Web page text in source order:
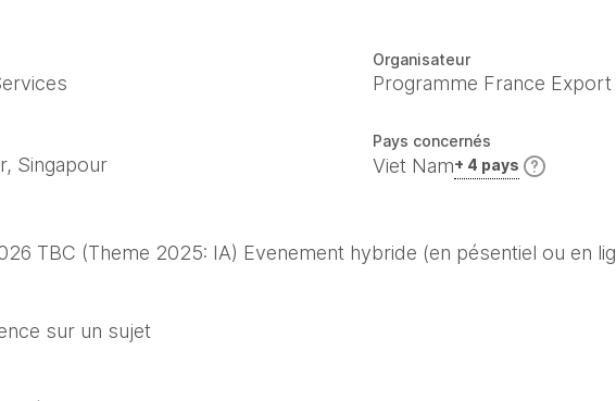
Organisateur
Programme France Export
Singapour
Pays concernés
Viet Nam+ 4 pays
TBC (Theme 2025: IA) Evenement hybride (en pésentiel ou en
sur un sujet